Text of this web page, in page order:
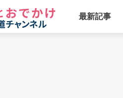
最新記事